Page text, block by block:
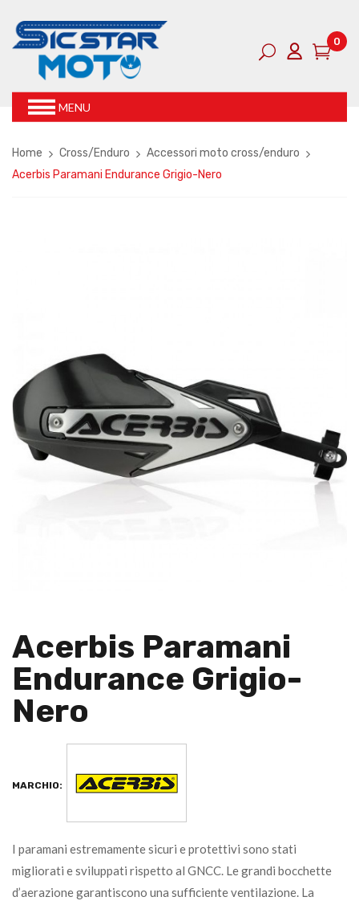
0
MENU
Home Cross/Enduro
Accessori moto cross/enduro
Acerbis Paramani Endurance Grigio-Nero
Acerbis Paramani
Endurance Grigio-
Nero
MARCHIO:
I paramani estremamente sicuri e protettivi sono stati
migliorati e sviluppati rispetto al GNCC. Le grandi bocchette
d’aerazione garantiscono una sufficiente ventilazione. La